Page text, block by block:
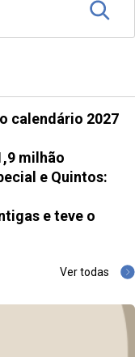
calendário 2027
milhão
e Quintos:
e teve o
Ver todas